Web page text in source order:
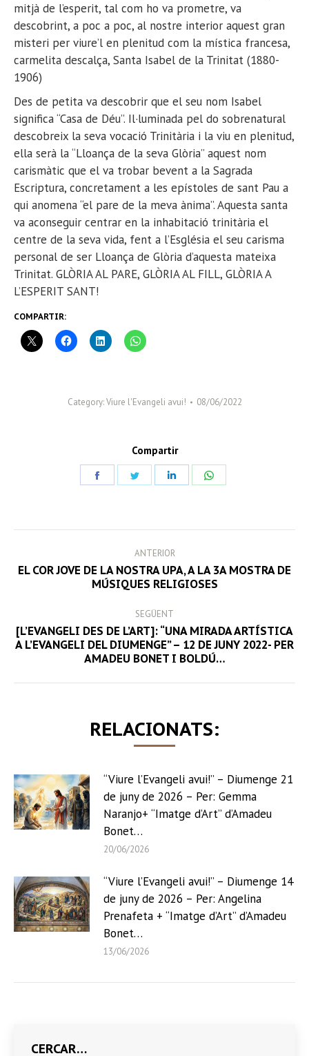
mitjà de l’esperit, tal com ho va prometre, va
descobrint, a poc a poc, al nostre interior aquest gran
misteri per viure’l en plenitud com la mística francesa,
carmelita descalça, Santa Isabel de la Trinitat (1880-
1906)
Des de petita va descobrir que el seu nom Isabel
significa “Casa de Déu”. Il·luminada pel do sobrenatural
descobreix la seva vocació Trinitària i la viu en plenitud,
ella serà la “Lloança de la seva Glòria” aquest nom
carismàtic que el va trobar bevent a la Sagrada
Escriptura, concretament a les epístoles de sant Pau a
qui anomena “el pare de la meva ànima”. Aquesta santa
va aconseguir centrar en la inhabitació trinitària el
centre de la seva vida, fent a l’Església el seu carisma
personal de ser Lloança de Glòria d’aquesta mateixa
Trinitat. GLÒRIA AL PARE, GLÒRIA AL FILL, GLÒRIA A
L’ESPERIT SANT!
COMPARTIR:
Category:Viure l'Evangeli avui! 08/06/2022
Compartir
NAVIGATION
ANTERIOR
Previous
EL COR JOVE DE LA NOSTRA UPA, A LA 3A MOSTRA DE
MÚSIQUES RELIGIOSES
SEGÜENT
Next
post:
[L’EVANGELI DES DE L’ART]: “UNA MIRADA ARTÍSTICA
A L’EVANGELI DEL DIUMENGE” – 12 DE JUNY 2022- PER
AMADEU BONET I BOLDÚ…
RELACIONATS:
“Viure l’Evangeli avui!” – Diumenge 21
de juny de 2026 – Per: Gemma
Naranjo+ “Imatge d’Art” d’Amadeu
Bonet…
20/06/2026
“Viure l’Evangeli avui!” – Diumenge 14
de juny de 2026 – Per: Angelina
Prenafeta + “Imatge d’Art” d’Amadeu
Bonet…
13/06/2026
CERCAR…